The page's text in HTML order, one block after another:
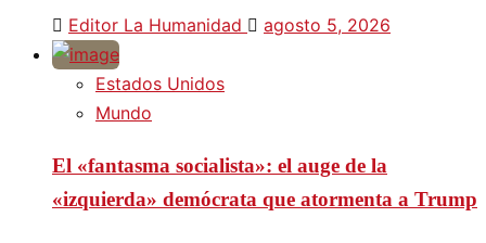
Editor La Humanidad agosto 5, 2026
Estados Unidos
Mundo
El «fantasma socialista»: el auge de la
«izquierda» demócrata que atormenta a Trump